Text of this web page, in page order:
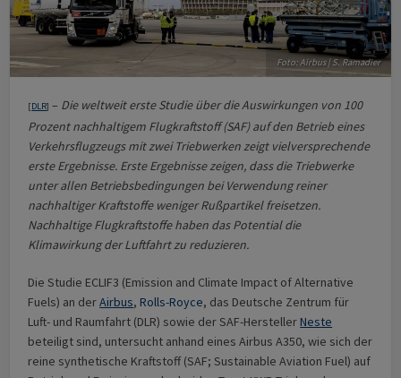
Foto: Airbus | S. Ramadier
[DLR] – Die weltweit erste Studie über die Auswirkungen von 100
Prozent nachhaltigem Flugkraftstoff (SAF) auf den Betrieb eines
Verkehrsflugzeugs mit zwei Triebwerken zeigt vielversprechende
erste Ergebnisse. Erste Ergebnisse zeigen, dass die Triebwerke
unter allen Betriebsbedingungen bei Verwendung reiner
nachhaltiger Kraftstoffe weniger Rußpartikel freisetzen.
Nachhaltige Flugkraftstoffe haben das Potential die
Klimawirkung der Luftfahrt zu reduzieren.
Die Studie ECLIF3 (Emission and Climate Impact of Alternative
Fuels) an derAirbus,Rolls-Royce, das Deutsche Zentrum für
Luft- und Raumfahrt (DLR) sowie der SAF-HerstellerNeste
beteiligt sind, untersucht anhand eines Airbus A350, wie sich der
reine synthetische Kraftstoff (SAF; Sustainable Aviation Fuel) auf